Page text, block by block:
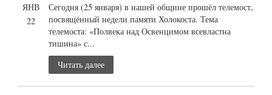
ЯНВ
22
Сегодня (25 января) в нашей общине прошёл телемост,
посвящённый недели памяти Холокоста. Тема
телемоста: «Полвека над Освенцимом всевластна
тишина» с...
Читать далее